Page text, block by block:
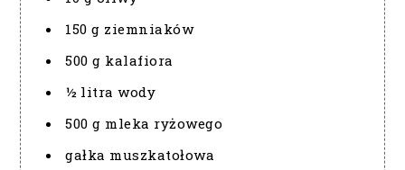
150 g ziemniaków
500 g kalafiora
½ litra wody
500 g mleka ryżowego
gałka muszkatołowa